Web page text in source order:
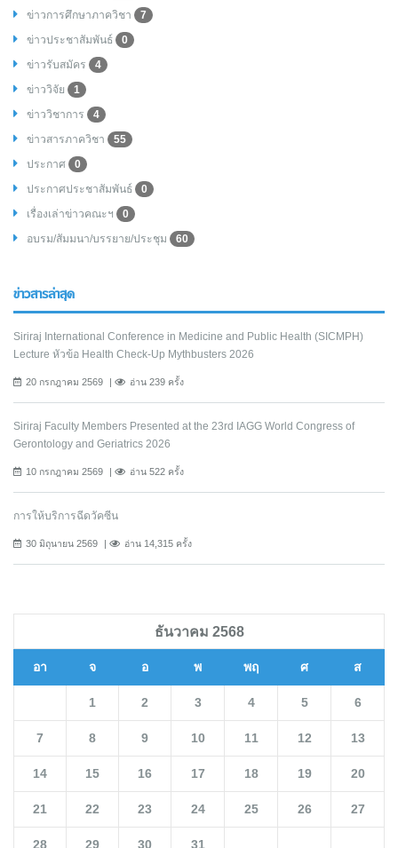
ข่าวการศึกษาภาควิชา
7
ข่าวประชาสัมพันธ์
0
ข่าวรับสมัคร
4
ข่าววิจัย
1
ข่าววิชาการ
4
ข่าวสารภาควิชา
55
ประกาศ
0
ประกาศประชาสัมพันธ์
0
เรื่องเล่าข่าวคณะฯ
0
อบรม/สัมมนา/บรรยาย/ประชุม
60
ข่าวสารล่าสุด
Siriraj International Conference in Medicine and Public Health (SICMPH)
Lecture หัวข้อ Health Check-Up Mythbusters 2026
20 กรกฎาคม 2569 อ่าน 239 ครั้ง
Siriraj Faculty Members Presented at the 23rd IAGG World Congress of
Gerontology and Geriatrics 2026
10 กรกฎาคม 2569 อ่าน 522 ครั้ง
การให้บริการฉีดวัคซีน
30 มิถุนายน 2569 อ่าน 14,315 ครั้ง
ธันวาคม 2568
อา จ อ พ พฤ ศ ส
1 2 3 4 5 6
7 8 9 10 11 12 13
14 15 16 17 18 19 20
21 22 23 24 25 26 27
28 29 30 31